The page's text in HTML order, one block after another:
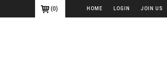
(0) HOME LOGIN JOIN US